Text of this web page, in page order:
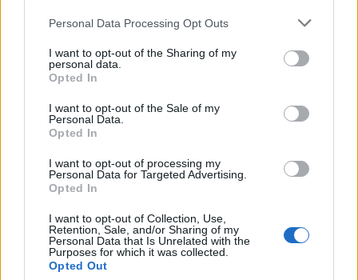
Personal Data Processing Opt Outs
I want to opt-out of the Sharing of my
personal data.
Opted In
I want to opt-out of the Sale of my
Personal Data.
Opted In
I want to opt-out of processing my
Personal Data for Targeted Advertising.
Opted In
I want to opt-out of Collection, Use,
Retention, Sale, and/or Sharing of my
Personal Data that Is Unrelated with the
Purposes for which it was collected.
Opted Out
A S
A
Manifestação visível de um ser sobrenatural
P A R
Icônica marca americana de carros de luxo
De última __, sem planejamento:
O R
A